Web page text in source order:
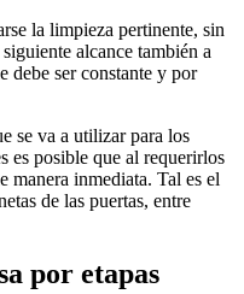
la limpieza pertinente, sin
alcance también a
debe ser constante y por
se va a utilizar para los
es posible que al requerirlos
manera inmediata. Tal es el
de las puertas, entre
por etapas